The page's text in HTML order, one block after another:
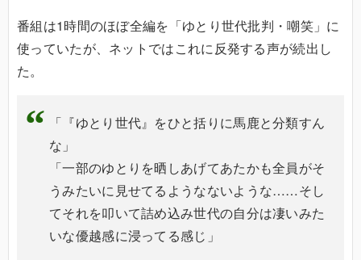
番組は1時間のほぼ全編を「ゆとり世代批判・嘲笑」に
使っていたが、ネットではこれに反発する声が続出し
た。
「『ゆとり世代』をひと括りに馬鹿と分類すん
な」
「一部のゆとりを晒しあげてあたかも全員がそ
うみたいに見せてるようなないような……そし
てそれを叩いて詰め込み世代の自分は凄いみた
いな優越感に浸ってる感じ」